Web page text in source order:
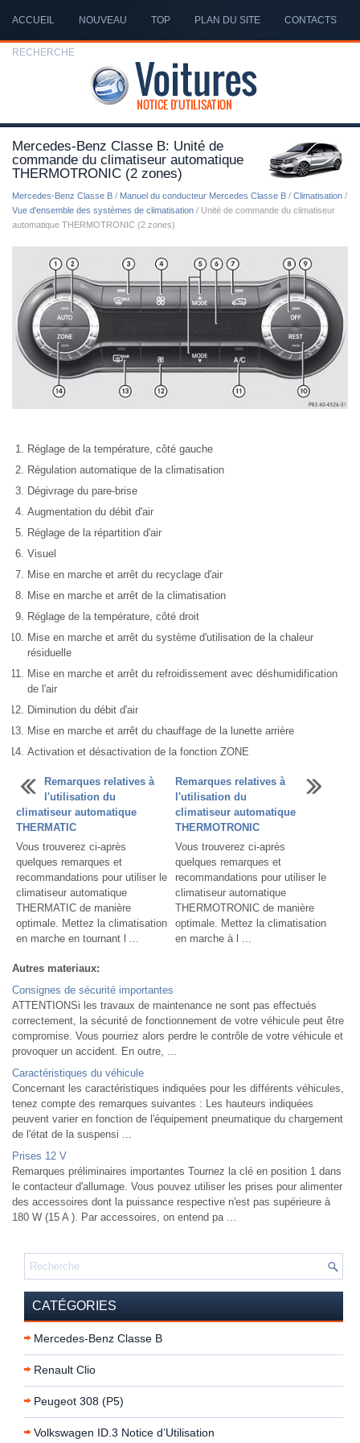
ACCUEIL NOUVEAU TOP PLAN DU SITE CONTACTS
RECHERCHE
Mercedes-Benz Classe B: Unité de
commande du climatiseur automatique
THERMOTRONIC (2 zones)
Mercedes-Benz Classe B / Manuel du conducteur Mercedes Classe B / Climatisation /
Vue d'ensemble des systèmes de climatisation / Unité de commande du climatiseur
automatique THERMOTRONIC (2 zones)
Réglage de la température, côté gauche
Régulation automatique de la climatisation
Dégivrage du pare-brise
Augmentation du débit d'air
Réglage de la répartition d'air
Visuel
Mise en marche et arrêt du recyclage d'air
Mise en marche et arrêt de la climatisation
Réglage de la température, côté droit
Mise en marche et arrêt du système d'utilisation de la chaleur
résiduelle
Mise en marche et arrêt du refroidissement avec déshumidification
de l'air
Diminution du débit d'air
Mise en marche et arrêt du chauffage de la lunette arrière
Activation et désactivation de la fonction ZONE
Remarques relatives à
l'utilisation du
climatiseur automatique
THERMATIC
Vous trouverez ci-après
quelques remarques et
recommandations pour utiliser le
climatiseur automatique
THERMATIC de manière
optimale. Mettez la climatisation
en marche en tournant l ...
Remarques relatives à
l'utilisation du
climatiseur automatique
THERMOTRONIC
Vous trouverez ci-après
quelques remarques et
recommandations pour utiliser le
climatiseur automatique
THERMOTRONIC de manière
optimale. Mettez la climatisation
en marche à l ...
Autres materiaux:
Consignes de sécurité importantes
ATTENTIONSi les travaux de maintenance ne sont pas effectués
correctement, la sécurité de fonctionnement de votre véhicule peut être
compromise. Vous pourriez alors perdre le contrôle de votre véhicule et
provoquer un accident. En outre, ...
Caractéristiques du véhicule
Concernant les caractéristiques indiquées pour les différents véhicules,
tenez compte des remarques suivantes : Les hauteurs indiquées
peuvent varier en fonction de l'équipement pneumatique du chargement
de l'état de la suspensi ...
Prises 12 V
Remarques préliminaires importantes Tournez la clé en position 1 dans
le contacteur d'allumage. Vous pouvez utiliser les prises pour alimenter
des accessoires dont la puissance respective n'est pas supérieure à
180 W (15 A ). Par accessoires, on entend pa ...
CATÉGORIES
Mercedes-Benz Classe B
Renault Clio
Peugeot 308 (P5)
Volkswagen ID.3 Notice d’Utilisation